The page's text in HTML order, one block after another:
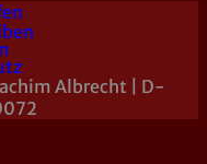
Albrecht | D-